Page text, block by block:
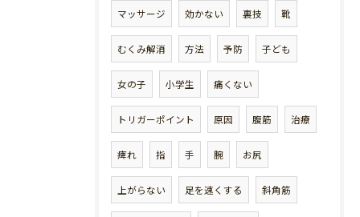
マッサージ 効かない 裏技 靴
むくみ解消 方法 予防 子ども
女の子 小学生 痛くない
トリガーポイント 原因 腹筋 治療
痺れ 指 手 腕 お尻
上がらない 足を速くする 斜角筋